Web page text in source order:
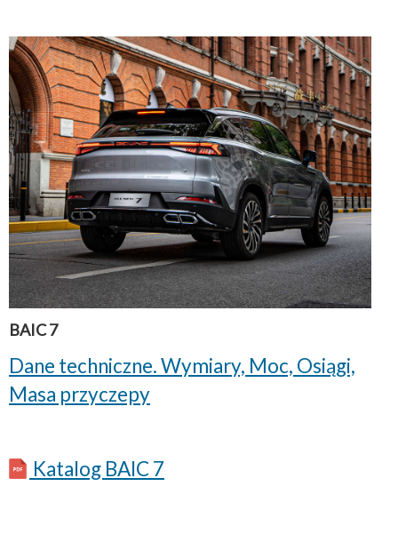
BAIC 7
Dane techniczne. Wymiary, Moc, Osiągi,
Masa przyczepy
Katalog BAIC 7